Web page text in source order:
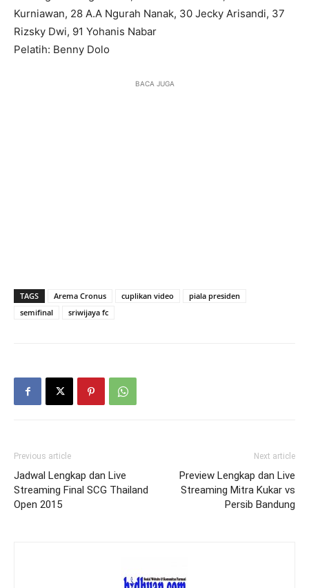
Kurniawan, 28 A.A Ngurah Nanak, 30 Jecky Arisandi, 37
Rizsky Dwi, 91 Yohanis Nabar
Pelatih: Benny Dolo
BACA JUGA
TAGS Arema Cronus cuplikan video
piala presiden
semifinal
sriwijaya fc
Previous article
Jadwal Lengkap dan Live
Streaming Final SCG Thailand
Open 2015
Next article
Preview Lengkap dan Live
Streaming Mitra Kukar vs
Persib Bandung